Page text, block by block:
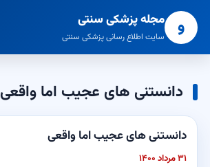
و مجله پزشکی سنتی
سایت اطلاع رسانی پزشکی سنتی
دانستنی های عجیب اما واقعی
دانستنی های عجیب اما واقعی
۳۱ مرداد ۱۴۰۰